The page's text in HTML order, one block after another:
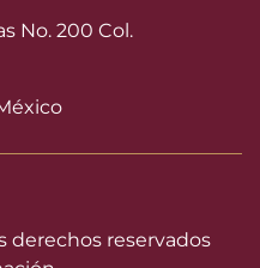
No. 200 Col.
derechos reservados